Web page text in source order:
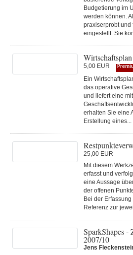
Budgetierung im
werden können.
praxiserprobt und
eingestellt. Sie
5,00 EUR
Ein
das operative
und liefert eine
erhalten Sie eine
Erstellung eines...
25,00 EUR
Mit diesem
erfasst und
eine Aussage
der offenen
Bei der
Referenz zur
SparkShapes
2007/10
Jens